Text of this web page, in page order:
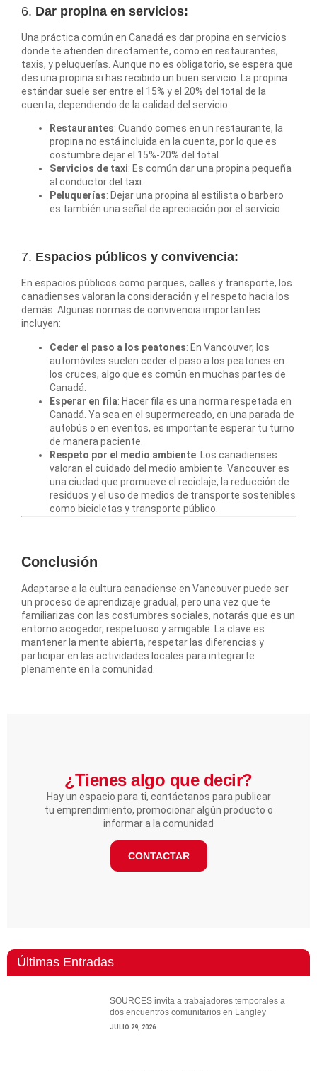
6. Dar propina en servicios:
Una práctica común en Canadá es dar propina en servicios
donde te atienden directamente, como en restaurantes,
taxis, y peluquerías. Aunque no es obligatorio, se espera que
des una propina si has recibido un buen servicio. La propina
estándar suele ser entre el 15% y el 20% del total de la
cuenta, dependiendo de la calidad del servicio.
Restaurantes: Cuando comes en un restaurante, la
propina no está incluida en la cuenta, por lo que es
costumbre dejar el 15%-20% del total.
Servicios de taxi: Es común dar una propina pequeña
al conductor del taxi.
Peluquerías: Dejar una propina al estilista o barbero
es también una señal de apreciación por el servicio.
7. Espacios públicos y convivencia:
En espacios públicos como parques, calles y transporte, los
canadienses valoran la consideración y el respeto hacia los
demás. Algunas normas de convivencia importantes
incluyen:
Ceder el paso a los peatones: En Vancouver, los
automóviles suelen ceder el paso a los peatones en
los cruces, algo que es común en muchas partes de
Canadá.
Esperar en fila: Hacer fila es una norma respetada en
Canadá. Ya sea en el supermercado, en una parada de
autobús o en eventos, es importante esperar tu turno
de manera paciente.
Respeto por el medio ambiente: Los canadienses
valoran el cuidado del medio ambiente. Vancouver es
una ciudad que promueve el reciclaje, la reducción de
residuos y el uso de medios de transporte sostenibles
como bicicletas y transporte público.
Conclusión
Adaptarse a la cultura canadiense en Vancouver puede ser
un proceso de aprendizaje gradual, pero una vez que te
familiarizas con las costumbres sociales, notarás que es un
entorno acogedor, respetuoso y amigable. La clave es
mantener la mente abierta, respetar las diferencias y
participar en las actividades locales para integrarte
plenamente en la comunidad.
¿Tienes algo que decir?​
Hay un espacio para ti, contáctanos para publicar
tu emprendimiento, promocionar algún producto o
informar a la comunidad
CONTACTAR
Últimas Entradas
SOURCES invita a trabajadores temporales a
dos encuentros comunitarios en Langley
JULIO 29, 2026